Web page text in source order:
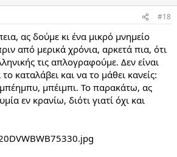
#18
ας δούμε κι ένα μικρό μνημείο
από μερικά χρόνια, αρκετά πια, ότι
τις απλογραφούμε. Δεν είναι
καταλάβει και να το μάθει κανείς:
μπέιμπι. Το παρακάτω, ας
εν κρανίω, διότι γιατί όχι και